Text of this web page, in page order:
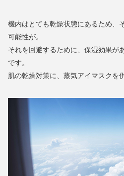
機内はとても乾燥状態にあるため、
可能性が。
それを回避するために、保湿効果が
です。
肌の乾燥対策に、蒸気アイマスクを